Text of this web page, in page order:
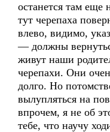
останется там
тут черепаха
влево, видимо,
— должны
живут наши
черепахи. Они
долго. Но
вылупляться на
впрочем, я не об
тебе, что научу